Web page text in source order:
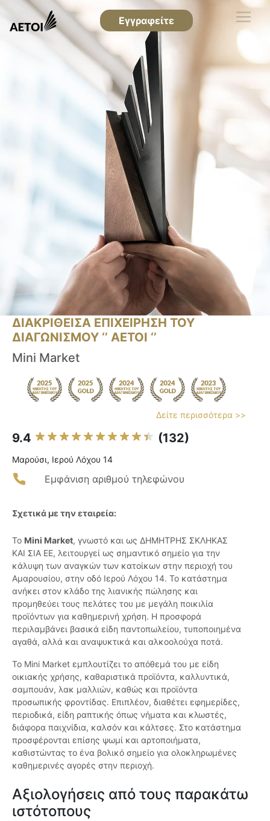
Εγγραφείτε
ΔΙΑΚΡΙΘΕΙΣΑ ΕΠΙΧΕΙΡΗΣΗ ΤΟΥ
ΔΙΑΓΩΝΙΣΜΟΥ ‘’ ΑΕΤΟΙ ‘’
Mini Market
Δείτε περισσότερα >>
9.4 (132)
Μαρούσι, Ιερού Λόχου 14
Εμφάνιση αριθμού τηλεφώνου
Σχετικά με την εταιρεία:
Το Mini Market, γνωστό και ως ΔΗΜΗΤΡΗΣ ΣΚΛΗΚΑΣ
ΚΑΙ ΣΙΑ ΕΕ, λειτουργεί ως σημαντικό σημείο για την
κάλυψη των αναγκών των κατοίκων στην περιοχή του
Αμαρουσίου, στην οδό Ιερού Λόχου 14. Το κατάστημα
ανήκει στον κλάδο της λιανικής πώλησης και
προμηθεύει τους πελάτες του με μεγάλη ποικιλία
προϊόντων για καθημερινή χρήση. Η προσφορά
περιλαμβάνει βασικά είδη παντοπωλείου, τυποποιημένα
αγαθά, αλλά και αναψυκτικά και αλκοολούχα ποτά.
Το Mini Market εμπλουτίζει το απόθεμά του με είδη
οικιακής χρήσης, καθαριστικά προϊόντα, καλλυντικά,
σαμπουάν, λακ μαλλιών, καθώς και προϊόντα
προσωπικής φροντίδας. Επιπλέον, διαθέτει εφημερίδες,
περιοδικά, είδη ραπτικής όπως νήματα και κλωστές,
διάφορα παιχνίδια, καλσόν και κάλτσες. Στο κατάστημα
προσφέρονται επίσης ψωμί και αρτοποιήματα,
καθιστώντας το ένα βολικό σημείο για ολοκληρωμένες
καθημερινές αγορές στην περιοχή.
Αξιολογήσεις από τους παρακάτω
ιστότοπους